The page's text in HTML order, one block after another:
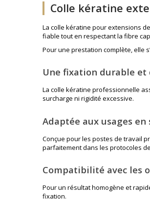
Colle kératine
La colle kératine pour extensions
fiable tout en respectant la fibre
Pour une prestation complète, elle
Une fixation durable et
La colle kératine professionnelle
surcharge ni rigidité excessive.
Adaptée aux usages
Conçue pour les postes de travail
parfaitement dans les protocoles
Compatibilité avec les
Pour un résultat homogène et
fixation.